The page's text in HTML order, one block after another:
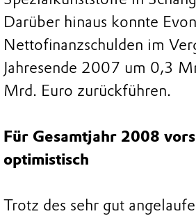
Darüber hinaus konnte
Nettofinanzschulden im
Jahresende 2007 um 0,3
Mrd. Euro zurückführen.
Für Gesamtjahr 2008
optimistisch
Trotz des sehr gut